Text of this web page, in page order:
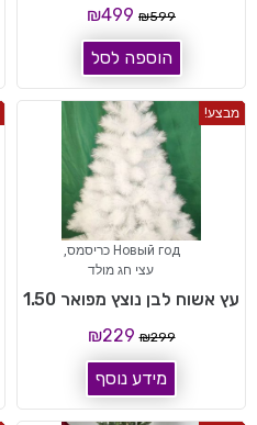
₪599
₪499
הוספה לסל
מבצע!
Новый год כריסמס
,
עצי חג מולד
עץ אשוח לבן נוצץ מפואר 1.50
₪299
₪229
מידע נוסף